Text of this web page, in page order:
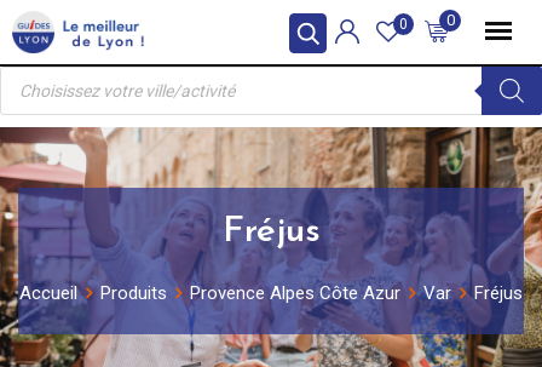
Skip
to
content
0
0
Recherche
produits
Fréjus
Accueil Produits Provence Alpes Côte Azur Var Fréjus